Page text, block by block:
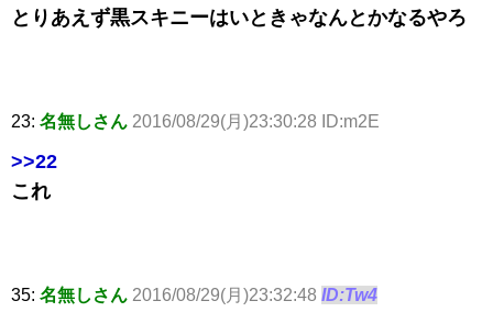
とりあえず黒スキニーはいときゃなんとかなるやろ
23: 名無しさん 2016/08/29(月)23:30:28 ID:m2E
>>22
これ
35: 名無しさん 2016/08/29(月)23:32:48 ID:Tw4